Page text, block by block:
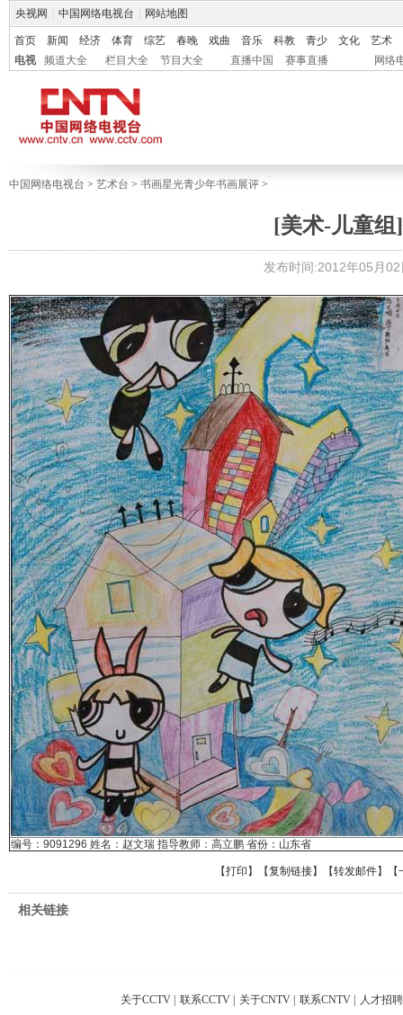
央视网 中国网络电视台 网站地图
首页 新闻 经济 体育 综艺 春晚 戏曲 音乐 科教 青少 文化
艺术
电视
频道大全 栏目大全 节目大全 直播中国 赛事直播 网络
中国网络电视台 > 艺术台 > 书画星光青少年书画展评 >
[美术-儿童组
发布时间:2012年05月
编号：9091296 姓名：赵文瑞 指导教师：高立鹏 省份：山东省
【打印 】【复制链接】【转发邮件】
相关链接
关于CCTV 联系CCTV 关于CNTV 联系CNTV 人才招聘